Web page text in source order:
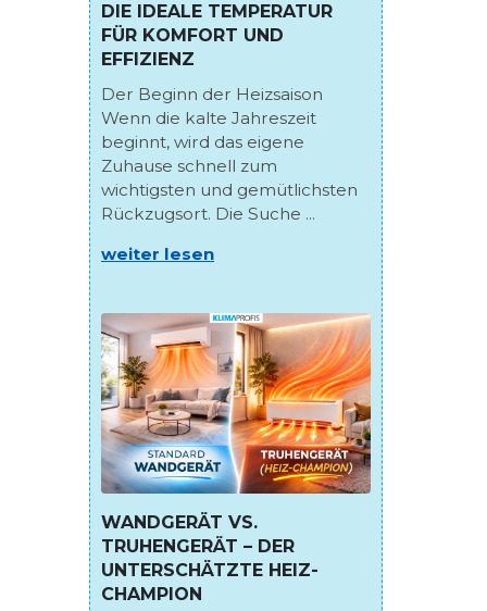
DIE IDEALE TEMPERATUR
FÜR KOMFORT UND
EFFIZIENZ
Der Beginn der Heizsaison
Wenn die kalte Jahreszeit
beginnt, wird das eigene
Zuhause schnell zum
wichtigsten und gemütlichsten
Rückzugsort. Die Suche ...
weiter lesen
WANDGERÄT VS.
TRUHENGERÄT – DER
UNTERSCHÄTZTE HEIZ-
CHAMPION